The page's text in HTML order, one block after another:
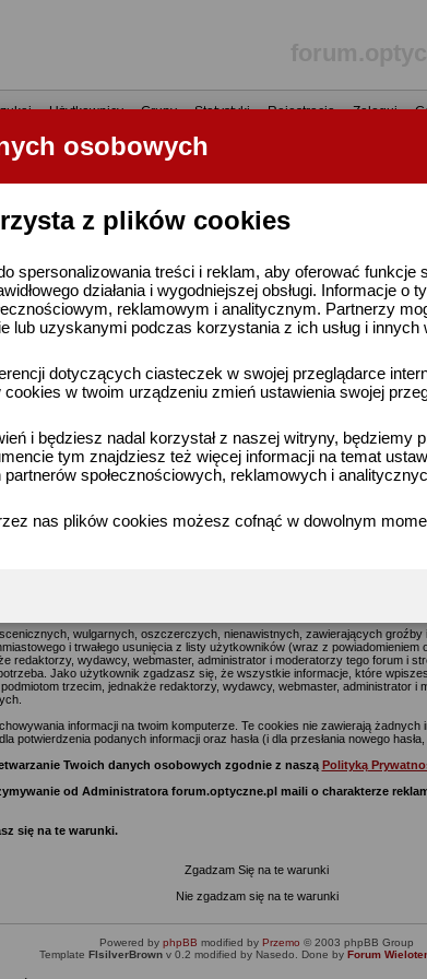
osobowych
z plików cookies
spersonalizowania treści i reklam, aby oferować funkcje
działania i wygodniejszej obsługi. Informacje
reklamowym i analitycznym. Partnerzy
lub uzyskanymi podczas korzystania z ich usług i innych
dotyczących ciasteczek w swojej przeglądarce
w twoim urządzeniu zmień ustawienia swojej
i będziesz nadal korzystał z naszej witryny, będziemy
tym znajdziesz też więcej informacji na temat
społecznościowych, reklamowych i
nas plików cookies możesz cofnąć w dowolnym
•Użytkownicy•Grupy•Statystyki•Rejestracja•Zaloguj•
na celu usuwanie wszelkich uznawanych za obraźliwe materiałów jak
postu na tym forum i stronie Optyczne.pl wyraża poglądy i opinie jego
nich) i nie ponoszą oni za te treści odpowiedzialności.
wulgarnych, oszczerczych, nienawistnych, zawierających groźby
i trwałego usunięcia z listy użytkowników (wraz z powiadomieniem
redaktorzy, wydawcy, webmaster, administrator i moderatorzy tego forum i
Jako użytkownik zgadzasz się, że wszystkie informacje, które
trzecim, jednakże redaktorzy, wydawcy, webmaster, administrator i
informacji na twoim komputerze. Te cookies nie zawierają żadnych
potwierdzenia podanych informacji oraz hasła (i dla przesłania nowego hasła,
Twoich danych osobowych zgodnie z naszą Polityką
od Administratora forum.optyczne.pl maili o charakterze
się na te warunki.
Zgadzam Się na te warunki
Nie zgadzam się na te warunki
Powered by phpBB modified by Przemo © 2003 phpBB Group
Template FIsilverBrownv 0.2 modified by Nasedo. Done by Forum